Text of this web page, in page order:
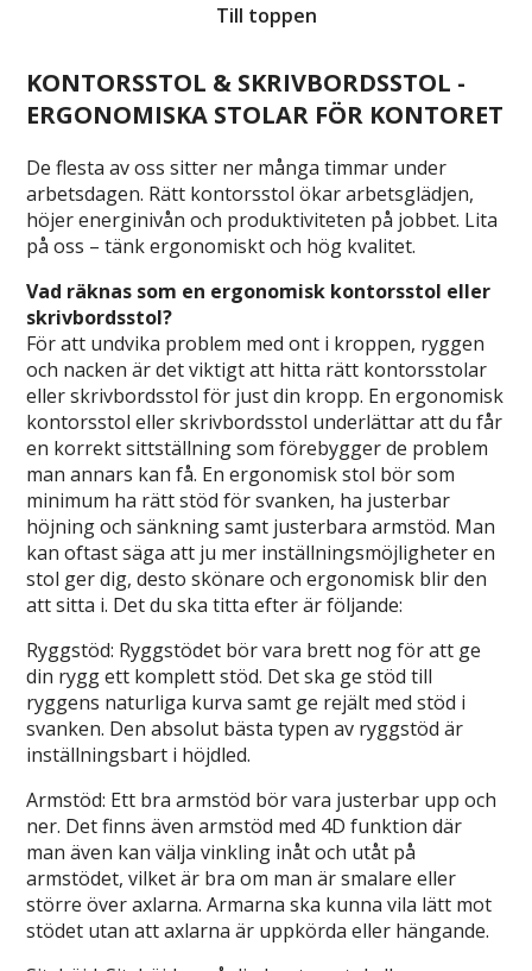
Till toppen
KONTORSSTOL & SKRIVBORDSSTOL -
ERGONOMISKA STOLAR FÖR KONTORET
De flesta av oss sitter ner många timmar under
arbetsdagen. Rätt kontorsstol ökar arbetsglädjen,
höjer energinivån och produktiviteten på jobbet. Lita
på oss – tänk ergonomiskt och hög kvalitet.
Vad räknas som en ergonomisk kontorsstol eller
skrivbordsstol?
För att undvika problem med ont i kroppen, ryggen
och nacken är det viktigt att hitta rätt kontorsstolar
eller skrivbordsstol för just din kropp. En ergonomisk
kontorsstol eller skrivbordsstol underlättar att du får
en korrekt sittställning som förebygger de problem
man annars kan få. En ergonomisk stol bör som
minimum ha rätt stöd för svanken, ha justerbar
höjning och sänkning samt justerbara armstöd. Man
kan oftast säga att ju mer inställningsmöjligheter en
stol ger dig, desto skönare och ergonomisk blir den
att sitta i. Det du ska titta efter är följande:
Ryggstöd: Ryggstödet bör vara brett nog för att ge
din rygg ett komplett stöd. Det ska ge stöd till
ryggens naturliga kurva samt ge rejält med stöd i
svanken. Den absolut bästa typen av ryggstöd är
inställningsbart i höjdled.
Armstöd: Ett bra armstöd bör vara justerbar upp och
ner. Det finns även armstöd med 4D funktion där
man även kan välja vinkling inåt och utåt på
armstödet, vilket är bra om man är smalare eller
större över axlarna. Armarna ska kunna vila lätt mot
stödet utan att axlarna är uppkörda eller hängande.